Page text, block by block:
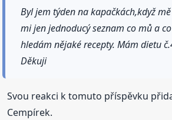
Byl jem týden na kapačkách,když
mi jen jednoducý seznam co mů a
hledám nějaké recepty. Mám dietu
Děkuji
Svou reakci k tomuto příspěvku
Cempírek.